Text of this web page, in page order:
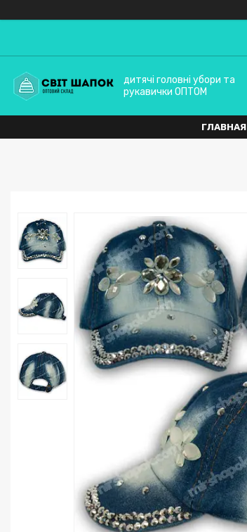
дитячі головні убори та
рукавички ОПТОМ
ГЛАВНАЯ